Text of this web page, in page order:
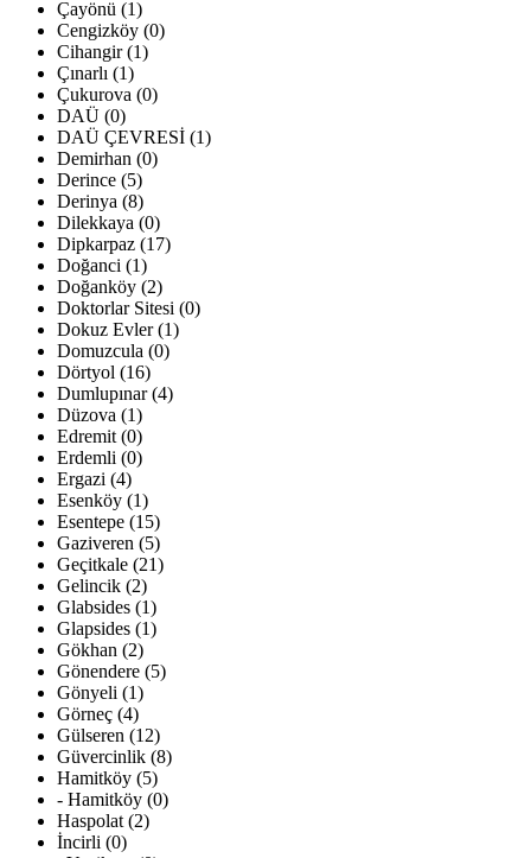
Çayönü (1)
Cengizköy (0)
Cihangir (1)
Çınarlı (1)
Çukurova (0)
DAÜ (0)
DAÜ ÇEVRESİ (1)
Demirhan (0)
Derince (5)
Derinya (8)
Dilekkaya (0)
Dipkarpaz (17)
Doğanci (1)
Doğanköy (2)
Doktorlar Sitesi (0)
Dokuz Evler (1)
Domuzcula (0)
Dörtyol (16)
Dumlupınar (4)
Düzova (1)
Edremit (0)
Erdemli (0)
Ergazi (4)
Esenköy (1)
Esentepe (15)
Gaziveren (5)
Geçitkale (21)
Gelincik (2)
Glabsides (1)
Glapsides (1)
Gökhan (2)
Gönendere (5)
Gönyeli (1)
Görneç (4)
Gülseren (12)
Güvercinlik (8)
Hamitköy (5)
- Hamitköy (0)
Haspolat (2)
İncirli (0)